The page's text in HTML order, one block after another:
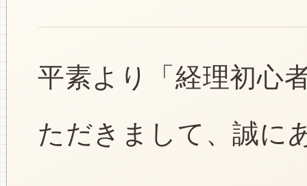
平素より「経理初心
ただきまして、誠に